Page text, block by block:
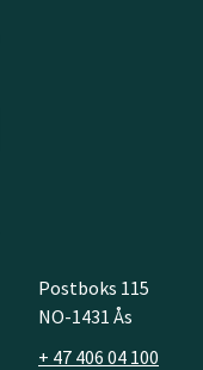
Postboks 115
NO-1431 Ås
+ 47 406 04 100